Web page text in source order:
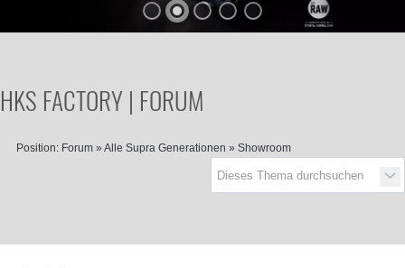
HKS FACTORY | FORUM
Position: Forum » Alle Supra Generationen » Showroom